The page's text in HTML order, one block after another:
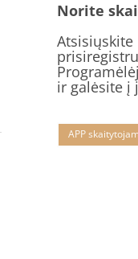
Norite
ir galėsite į
APP